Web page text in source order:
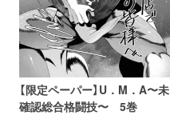
【限定ペーパー】U．M．A〜未
確認総合格闘技〜 5巻